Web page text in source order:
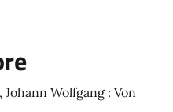
Johann Wolfgang : Von